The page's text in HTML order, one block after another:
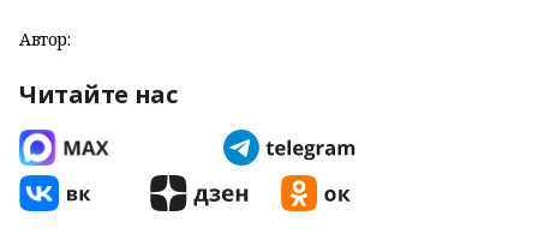
Автор:
Читайте нас